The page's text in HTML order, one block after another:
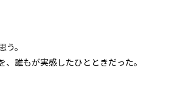
。
、誰もが実感したひとときだった。